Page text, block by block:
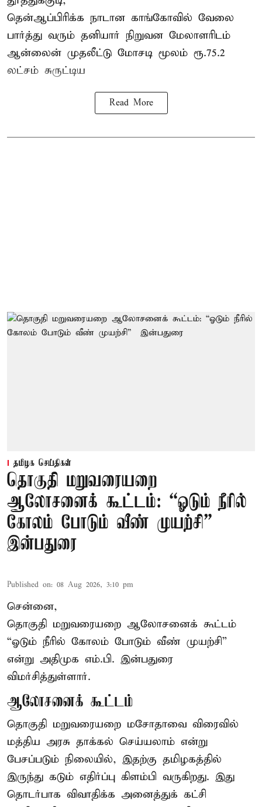
தென்ஆப்பிரிக்க நாடான காங்கோவில் வேலை
பார்த்து வரும் தனியார் நிறுவன மேலாளரிடம்
ஆன்லைன் முதலீட்டு மோசடி மூலம் ரூ.75.2
லட்சம் சுருட்டிய
Read More
தமிழக செய்திகள்
தொகுதி மறுவரையறை
ஆலோசனைக் கூட்டம்: “ஓடும் நீரில்
கோலம் போடும் வீண் முயற்சி” –
இன்பதுரை
Published on: 08 Aug 2026, 3:10 pm
சென்னை,
தொகுதி மறுவரையறை ஆலோசனைக் கூட்டம்
“ஓடும் நீரில் கோலம் போடும் வீண் முயற்சி”
என்று அதிமுக எம்.பி. இன்பதுரை
விமர்சித்துள்ளார்.
ஆலோசனைக் கூட்டம்
தொகுதி மறுவரையறை மசோதாவை விரைவில்
மத்திய அரசு தாக்கல் செய்யலாம் என்று
பேசப்படும் நிலையில், இதற்கு தமிழகத்தில்
இருந்து கடும் எதிர்ப்பு கிளம்பி வருகிறது. இது
தொடர்பாக விவாதிக்க அனைத்துக் கட்சி